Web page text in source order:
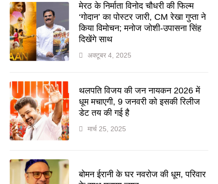
मेरठ के निर्माता विनोद चौधरी की फिल्म
‘गोदान’ का पोस्टर जारी, CM रेखा गुप्ता ने
किया विमोचन; मनोज जोशी-उपासना सिंह
दिखेंगे साथ
अक्टूबर 4, 2025
थलपति विजय की जन नायकन 2026 में
धूम मचाएगी, 9 जनवरी को इसकी रिलीज
डेट तय की गई है
मार्च 25, 2025
बोमन ईरानी के घर नवरोज की धूम, परिवार